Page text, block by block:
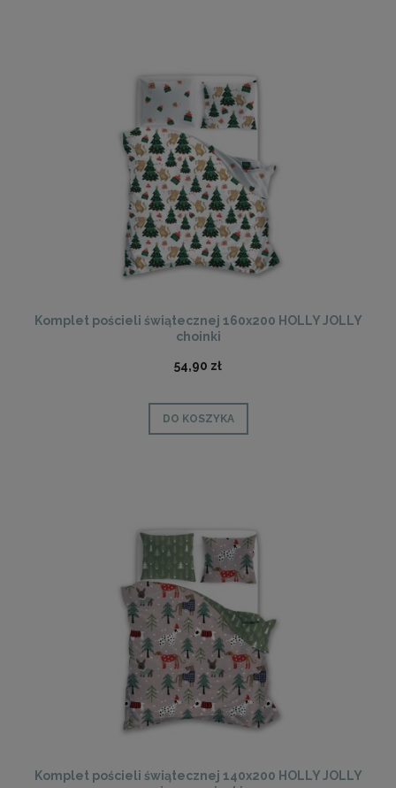
Komplet pościeli świątecznej 160x200 HOLLY JOLLY
choinki
54,90 zł
DO KOSZYKA
Komplet pościeli świątecznej 140x200 HOLLY JOLLY